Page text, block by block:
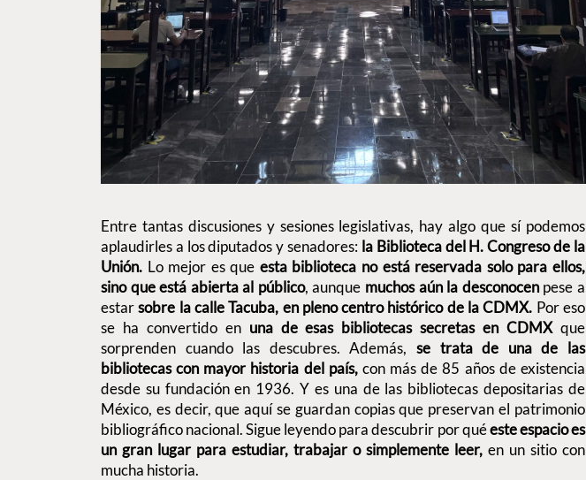
Entre tantas discusiones y sesiones legislativas, hay algo que sí podemos
aplaudirles a los diputados y senadores: la Biblioteca del H. Congreso de la
Unión. Lo mejor es que esta biblioteca no está reservada solo para ellos,
sino que está abierta al público, aunque muchos aún la desconocenpese a
estarsobre la calle Tacuba, en pleno centro histórico de la CDMX. Por eso
se ha convertido en una de esas bibliotecas secretas en CDMXque
sorprenden cuando las descubres. Además, se trata de una de las
bibliotecas con mayor historia del país,con más de 85 años de existencia
desde su fundación en 1936. Y es una de las bibliotecas depositarias de
México, es decir, que aquí se guardan copias que preservan el patrimonio
bibliográfico nacional. Sigue leyendo para descubrir por quéeste espacio es
un gran lugar para estudiar, trabajar o simplemente leer,en un sitio con
mucha historia.